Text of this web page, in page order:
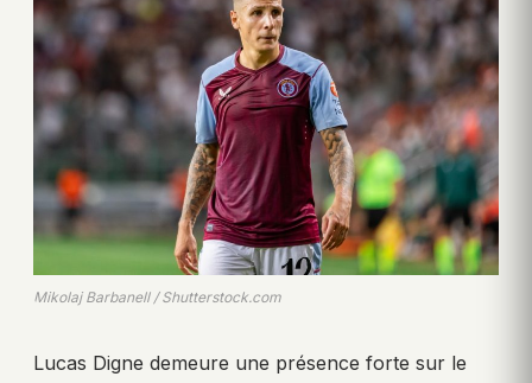
Mikolaj Barbanell / Shutterstock.com
Lucas Digne demeure une présence forte sur le